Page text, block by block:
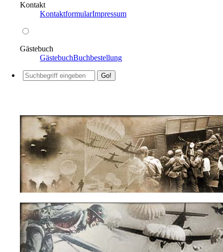
Kontakt
KontaktformularImpressum
Gästebuch
GästebuchBuchbestellung